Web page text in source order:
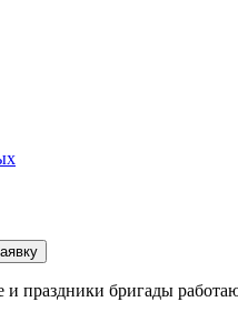
праздники бригады